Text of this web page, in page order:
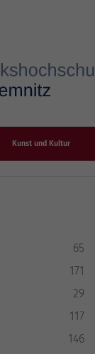
Kunst und Kultur
65
171
29
117
146